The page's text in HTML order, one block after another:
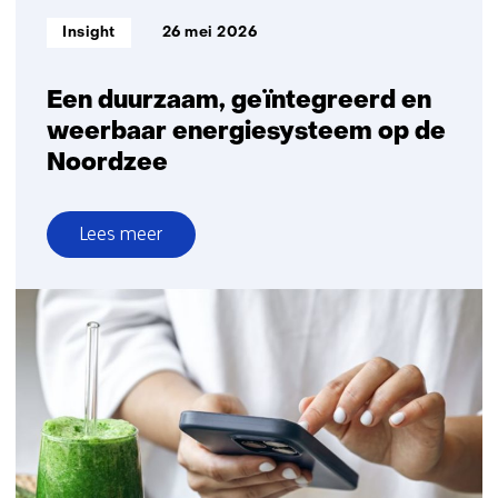
Een duurzaam, geïntegreerd en
weerbaar energiesysteem op de
Noordzee
Informatietype:
Insight 26 mei 2026
Lees meer
over
duurzaam,
geïntegreerd
en
weerbaar
energiesysteem
op
de